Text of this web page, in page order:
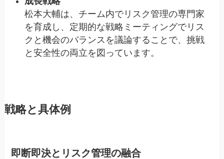
松本大輔は、チーム内でリスク管理の専門家
を育成し、定期的な戦略ミーティングでリス
クと機会のバランスを議論することで、挑戦
と安全性の両立を図っています。
戦略と具体例
即断即決とリスク管理の融合